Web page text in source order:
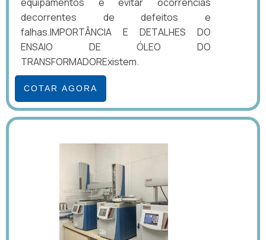
decorrentes de defeitos e
falhas.IMPORTÂNCIA E DETALHES DO
ENSAIO DE ÓLEO DO
TRANSFORMADORExistem.
COTAR AGORA